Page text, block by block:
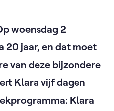
woensdag 2
20 jaar, en dat moet
van deze bijzondere
Klara vijf dagen
Klara